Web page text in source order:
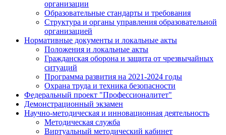
организации
Образовательные стандарты и требования
Структура и органы управления образовательной
организацией
Нормативные документы и локальные акты
Положения и локальные акты
Гражданская оборона и защита от чрезвычайных
ситуаций
Программа развития на 2021-2024 годы
Охрана труда и техника безопасности
Федеральный проект "Профессионалитет"
Демонстрационный экзамен
Научно-методическая и инновационная деятельность
Методическая служба
Виртуальный методический кабинет